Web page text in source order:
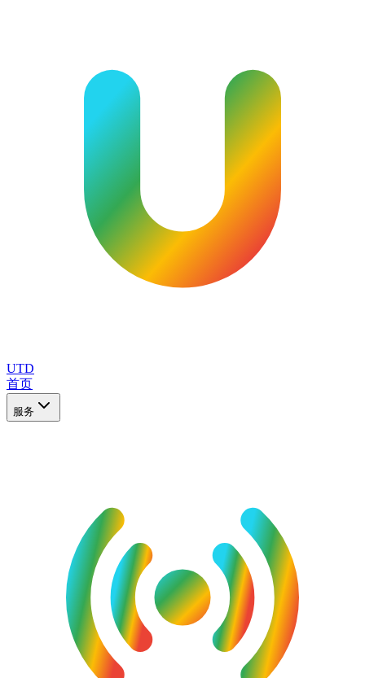
UTD
首页
服务